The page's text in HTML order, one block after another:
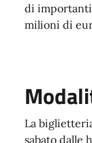
di
milioni di
La
sabato dalle